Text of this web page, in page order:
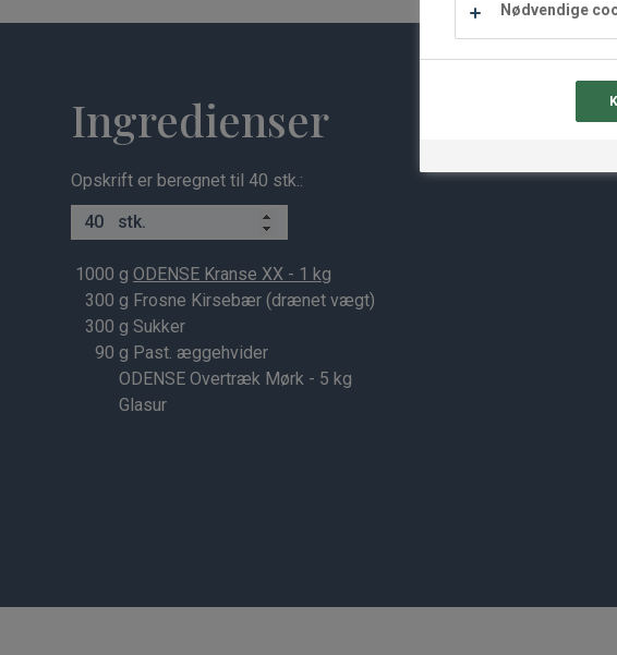
Ingredienser
Opskrift er beregnet til 40 stk.:
stk.
1000 g ODENSE Kranse XX - 1 kg
300 g Frosne Kirsebær (drænet vægt)
300 g Sukker
90 g Past. æggehvider
ODENSE Overtræk Mørk - 5 kg
Glasur
Nødvendige